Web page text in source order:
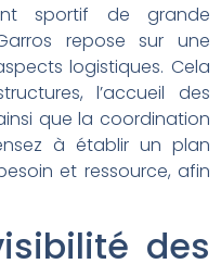
sportif de grande
repose sur une
logistiques. Cela
l’accueil des
que la coordination
à établir un plan
et ressource, afin
des